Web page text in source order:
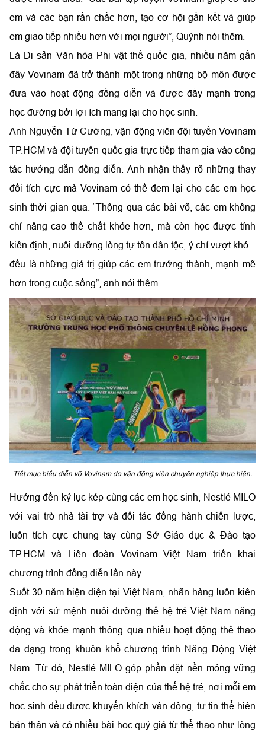
em và các bạn rắn chắc hơn, tạo cơ hội gắn kết và giúp
em giao tiếp nhiều hơn với mọi người”, Quỳnh nói thêm.
Là Di sản Văn hóa Phi vật thể quốc gia, nhiều năm gần
đây Vovinam đã trở thành một trong những bộ môn được
đưa vào hoạt động đồng diễn và được đẩy mạnh trong
học đường bởi lợi ích mang lại cho học sinh.
Anh Nguyễn Tứ Cường, vận động viên đội tuyển Vovinam
TP.HCM và đội tuyển quốc gia trực tiếp tham gia vào công
tác hướng dẫn đồng diễn. Anh nhận thấy rõ những thay
đổi tích cực mà Vovinam có thể đem lại cho các em học
sinh thời gian qua. “Thông qua các bài võ, các em không
chỉ nâng cao thể chất khỏe hơn, mà còn học được tính
kiên định, nuôi dưỡng lòng tự tôn dân tộc, ý chí vượt khó...
đều là những giá trị giúp các em trưởng thành, mạnh mẽ
hơn trong cuộc sống”, anh nói thêm.
Hướng đến kỷ lục kép cùng các em học sinh, Nestlé MILO
với vai trò nhà tài trợ và đối tác đồng hành chiến lược,
luôn tích cực chung tay cùng Sở Giáo dục & Đào tạo
TP.HCM và Liên đoàn Vovinam Việt Nam triển khai
chương trình đồng diễn lần này.
Suốt 30 năm hiện diện tại Việt Nam, nhãn hàng luôn kiên
định với sứ mệnh nuôi dưỡng thế hệ trẻ Việt Nam năng
động và khỏe mạnh thông qua nhiều hoạt động thể thao
đa dạng trong khuôn khổ chương trình Năng Động Việt
Nam. Từ đó, Nestlé MILO góp phần đặt nền móng vững
chắc cho sự phát triển toàn diện của thế hệ trẻ, nơi mỗi em
học sinh đều được khuyến khích vận động, tự tin thể hiện
bản thân và có nhiều bài học quý giá từ thể thao như lòng